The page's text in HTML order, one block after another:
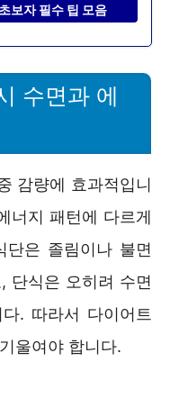
보자 필수 팁 모음
수면과 에
감량에 효과적입니
너지 패턴에 다르게
단은 졸림이나 불면
단식은 오히려 수면
. 따라서 다이어트
울여야 합니다.